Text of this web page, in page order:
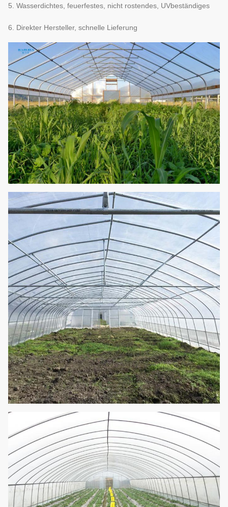
5. Wasserdichtes, feuerfestes, nicht rostendes, UVbeständiges
6. Direkter Hersteller, schnelle Lieferung